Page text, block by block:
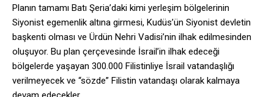
Planın tamamı Batı Şeria’daki kimi yerleşim bölgelerinin
Siyonist egemenlik altına girmesi, Kudüs’ün Siyonist devletin
başkenti olması ve Ürdün Nehri Vadisi’nin ilhak edilmesinden
oluşuyor. Bu plan çerçevesinde İsrail’in ilhak edeceği
bölgelerde yaşayan 300.000 Filistinliye İsrail vatandaşlığı
verilmeyecek ve “sözde” Filistin vatandaşı olarak kalmaya